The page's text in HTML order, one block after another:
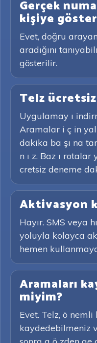
Gerçek
kişiye
Evet, doğru
aradığını
gösterilir.
Telz
Uygulamay ı
Aramalar i ç in
dakika ba şı na
n ı z. Baz ı rotalar
cretsiz deneme
Aktivasyon
Hayır. SMS veya
yoluyla kolayca
hemen
Aramaları
miyim?
Evet. Telz, ö nemli
kaydedebilmeniz